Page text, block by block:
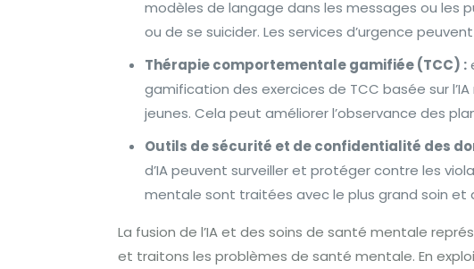
modèles de langage dans les messages ou les
ou de se suicider. Les services d’urgence
Thérapie comportementale gamifiée (TCC) :
gamification des exercices de TCC basée sur
jeunes. Cela peut améliorer l’observance des
Outils de sécurité et de confidentialité des
d’IA peuvent surveiller et protéger contre les
mentale sont traitées avec le plus grand soin
La fusion de l’IA et des soins de santé mentale
et traitons les problèmes de santé mentale. En